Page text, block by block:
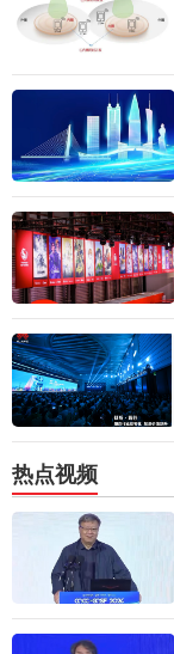
热点视频